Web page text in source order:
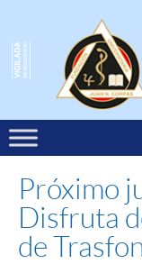
Próximo
Disfruta
de